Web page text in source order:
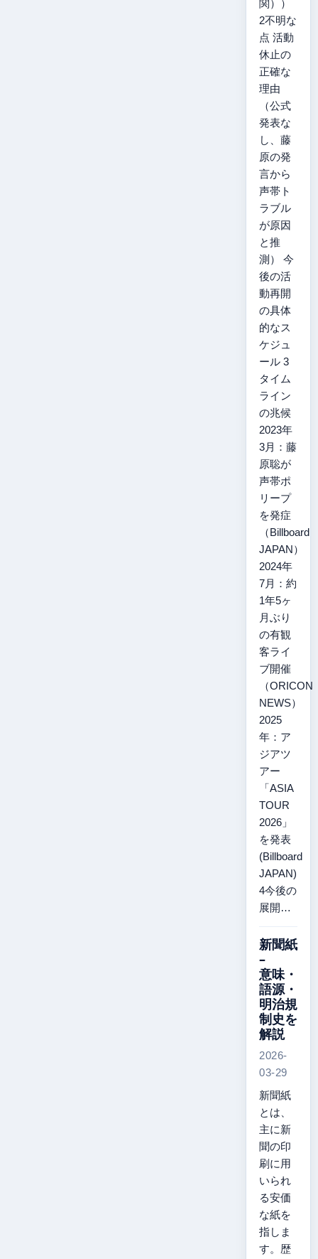
関））
2不明な
点 活動
休止の
正確な
理由
（公式
発表な
し、藤
原の発
言から
声帯ト
ラブル
が原因
と推
測） 今
後の活
動再開
の具体
的なス
ケジュ
ール 3
タイム
ライン
の兆候
2023年
3月：藤
原聡が
声帯ポ
リープ
を発症
（Billboard
JAPAN）
2024年
7月：約
1年5ヶ
月ぶり
の有観
客ライ
ブ開催
（ORICON
NEWS）
2025
年：ア
ジアツ
アー
「ASIA
TOUR
2026」
を発表
(Billboard
JAPAN)
4今後の
展開…
新聞紙
–
意味・
語源・
明治規
制史を
解説
2026-
03-29
新聞紙
とは、
主に新
聞の印
刷に用
いられ
る安価
な紙を
指しま
す。歴